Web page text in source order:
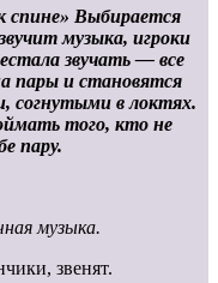
спине» Выбирается
музыка, игроки
звучать — все
пары и становятся
согнутыми в локтях.
того, кто не
пару.
музыка.
звенят.